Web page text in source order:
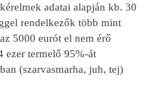
adatai alapján kb. 30
rendelkezők több mint
5000 eurót el nem érő
ezer termelő 95%-át
(szarvasmarha, juh, tej)